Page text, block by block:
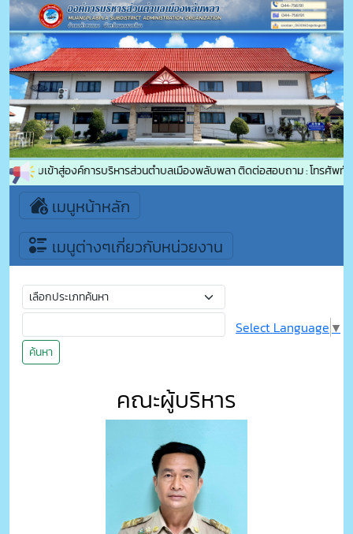
นรับเข้าสู่องค์การบริหารส่วนตำบลเมืองพลับพลา ติดต่อสอบถาม : โทรศัพท์ / โ
เมนูหน้าหลัก
เมนูต่างๆเกี่ยวกับหน่วยงาน
ค้นหา
Select Language ▼
คณะผู้บริหาร